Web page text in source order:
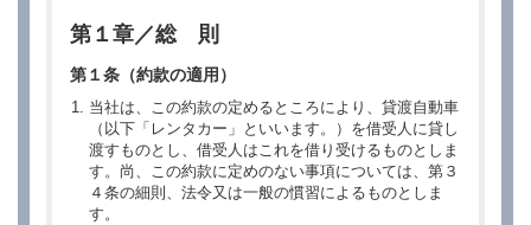
第１章／総 則
第１条（約款の適用）
当社は、この約款の定めるところにより、貸渡自動車
（以下「レンタカー」といいます。）を借受人に貸し
渡すものとし、借受人はこれを借り受けるものとしま
す。尚、この約款に定めのない事項については、第３
４条の細則、法令又は一般の慣習によるものとしま
す。